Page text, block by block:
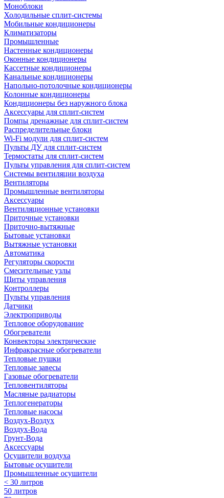
Моноблоки
Холодильные сплит-системы
Мобильные кондиционеры
Климатизаторы
Промышленные
Настенные кондиционеры
Оконные кондиционеры
Кассетные кондиционеры
Канальные кондиционеры
Напольно-потолочные кондиционеры
Колонные кондиционеры
Кондиционеры без наружного блока
Аксессуары для сплит-систем
Помпы дренажные для сплит-систем
Распределительные блоки
Wi-Fi модули для сплит-систем
Пульты ДУ для сплит-систем
Термостаты для сплит-систем
Пульты управления для сплит-систем
Системы вентиляции воздуха
Вентиляторы
Промышленные вентиляторы
Аксессуары
Вентиляционные установки
Приточные установки
Приточно-вытяжные
Бытовые установки
Вытяжные установки
Автоматика
Регуляторы скорости
Смесительные узлы
Щиты управления
Контроллеры
Пульты управления
Датчики
Электроприводы
Тепловое оборудование
Обогреватели
Конвекторы электрические
Инфракрасные обогреватели
Тепловые пушки
Тепловые завесы
Газовые обогреватели
Тепловентиляторы
Масляные радиаторы
Теплогенераторы
Тепловые насосы
Воздух-Воздух
Воздух-Вода
Грунт-Вода
Аксессуары
Осушители воздуха
Бытовые осушители
Промышленные осушители
< 30 литров
50 литров